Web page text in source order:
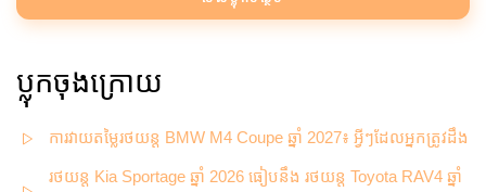
ប្លុកចុងក្រោយ
ការវាយតម្លៃរថយន្ត BMW M4 Coupe ឆ្នាំ 2027៖ អ្វីៗដែលអ្នកត្រូវដឹង
រថយន្ត Kia Sportage ឆ្នាំ 2026 ធៀបនឹង រថយន្ត Toyota RAV4 ឆ្នាំ